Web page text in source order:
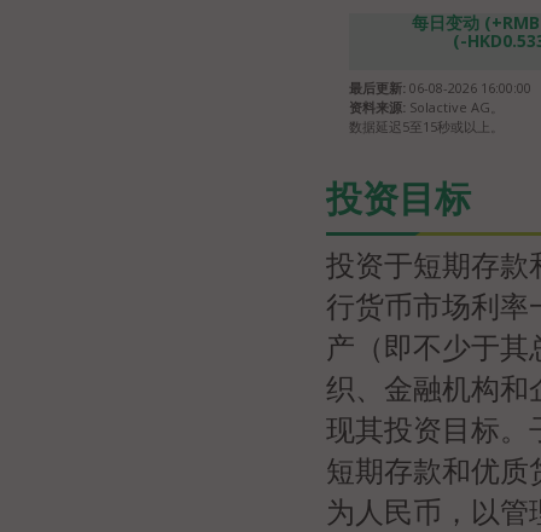
每日变动
(-
最后更新: 06-08-2026 16:00:00
资料来源: Solactive AG。
数据延迟5至15秒或以上。
投资目标
投资于短期存款
行货币市场利
产（即不少于
织、金融机构和
现其投资目标。
短期存款和优
为人民币，以